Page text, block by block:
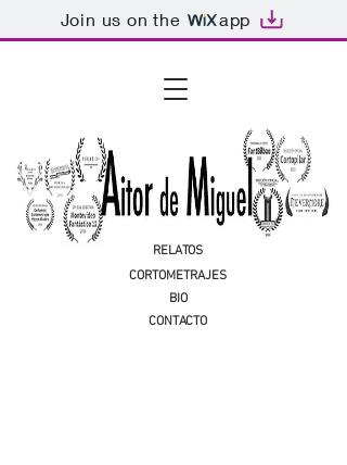
Join us on the app
RELATOS
CONTACTO
CORTOMETRAJES
BIO